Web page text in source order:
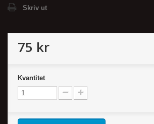
Skriv ut
75 kr
Kvantitet